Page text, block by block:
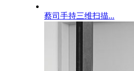
蔡司手持三维扫描...